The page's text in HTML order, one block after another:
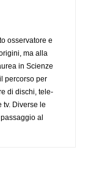
osservatore e
ma alla
in Scienze
percorso per
di dischi, tele-
Diverse le
al